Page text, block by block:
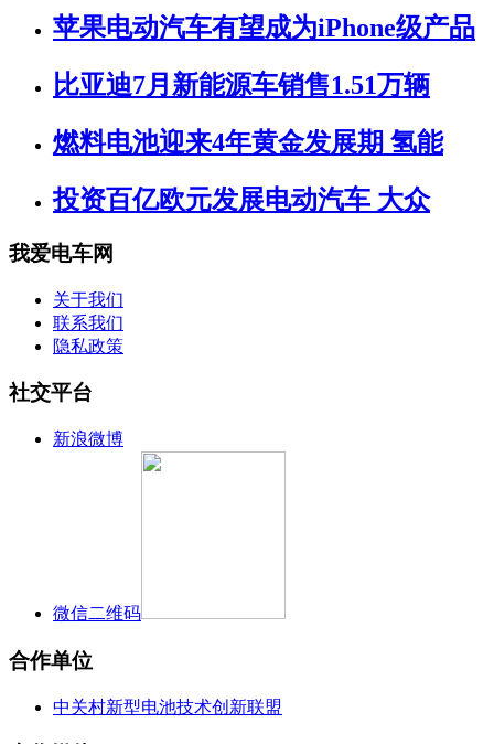
苹果电动汽车有望成为iPhone级产品
比亚迪7月新能源车销售1.51万辆
燃料电池迎来4年黄金发展期 氢能
投资百亿欧元发展电动汽车 大众
我爱电车网
关于我们
联系我们
隐私政策
社交平台
新浪微博
微信二维码
合作单位
中关村新型电池技术创新联盟